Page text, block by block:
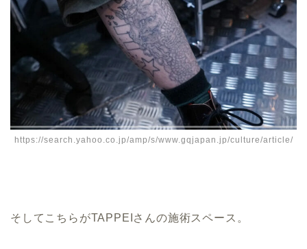
https://search.yahoo.co.jp/amp/s/www.gqjapan.jp/culture/article/
そしてこちらがTAPPEIさんの施術スペース。